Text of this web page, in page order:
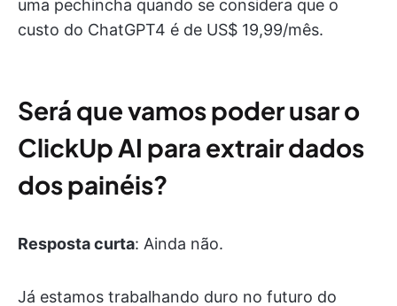
uma pechincha quando se considera que o
custo do ChatGPT4 é de US$ 19,99/mês.
Será que vamos poder usar o
ClickUp AI para extrair dados
dos painéis?
Resposta curta: Ainda não.
Já estamos trabalhando duro no futuro do